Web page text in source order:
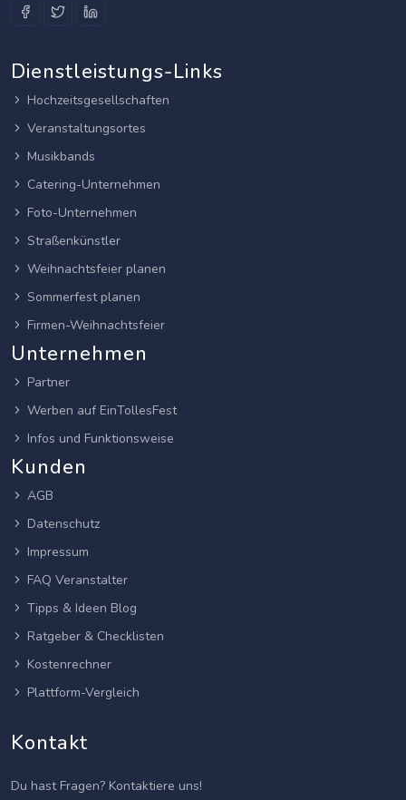
Dienstleistungs-Links
Hochzeitsgesellschaften
Veranstaltungsortes
Musikbands
Catering-Unternehmen
Foto-Unternehmen
Straßenkünstler
Weihnachtsfeier planen
Sommerfest planen
Firmen-Weihnachtsfeier
Unternehmen
Partner
Werben auf EinTollesFest
Infos und Funktionsweise
Kunden
AGB
Datenschutz
Impressum
FAQ Veranstalter
Tipps & Ideen Blog
Ratgeber & Checklisten
Kostenrechner
Plattform-Vergleich
Kontakt
Du hast Fragen? Kontaktiere uns!